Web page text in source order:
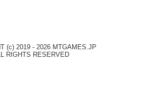
(c) 2019 - 2026 MTGAMES.JP
RIGHTS RESERVED